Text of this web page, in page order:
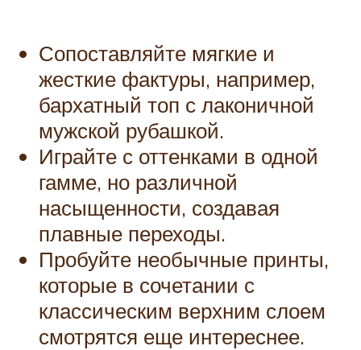
Сопоставляйте мягкие и
жесткие фактуры, например,
бархатный топ с лаконичной
мужской рубашкой.
Играйте с оттенками в одной
гамме, но различной
насыщенности, создавая
плавные переходы.
Пробуйте необычные принты,
которые в сочетании с
классическим верхним слоем
смотрятся еще интереснее.